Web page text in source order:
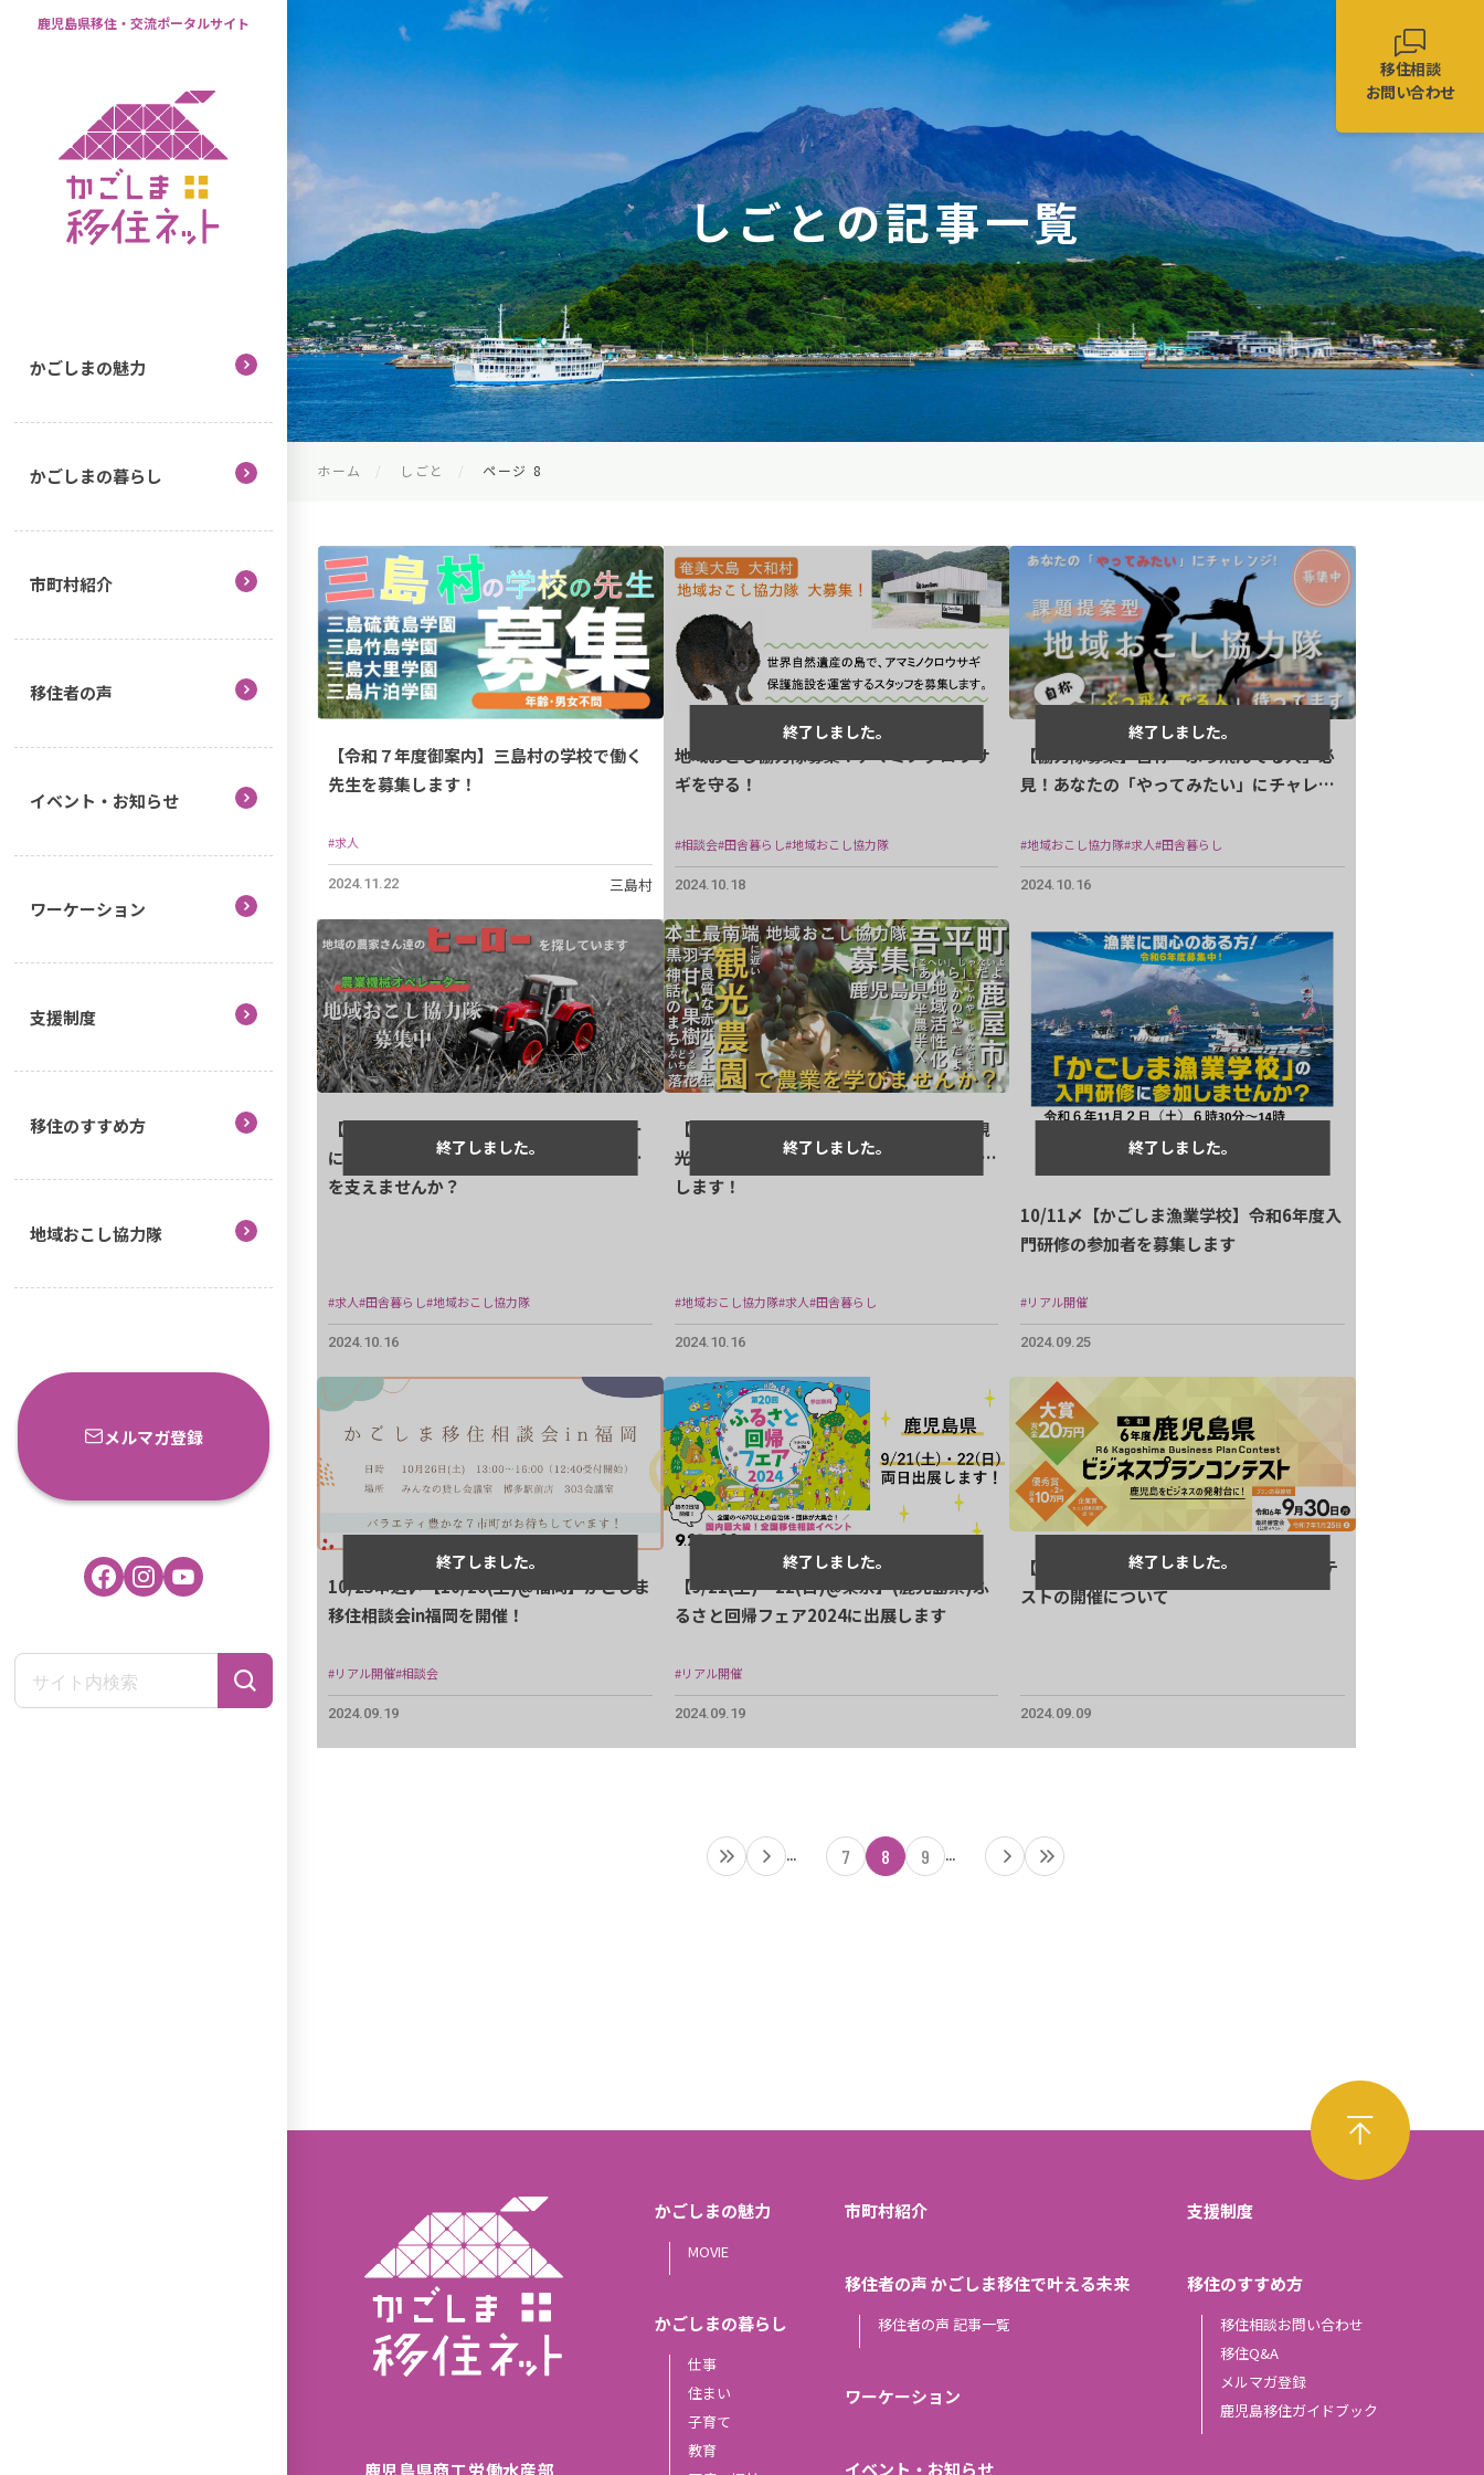
移住相談
お問い合わせ
鹿児島県移住・交流ポータルサイト
かごしまの魅力
かごしまの暮らし
市町村紹介
移住者の声
イベント・お知らせ
ワーケーション
支援制度
移住のすすめ方
地域おこし協力隊
メルマガ登録
しごとの記事一覧
ホーム しごと ページ 8
【令和７年度御案内】三島村の学校で働く
先生を募集します！
#求人
2024.11.22 三島村
地域おこし協力隊募集！アマミノクロウサ
ギを守る！
#相談会#田舎暮らし#地域おこし協力隊
2024.10.18
【協力隊募集】自称「ぶっ飛んでる人」必
見！あなたの「やってみたい」にチャレン
#地域おこし協力隊#求人#田舎暮らし
2024.10.16
【協力隊募集】地域の農家さんのヒーロー
に！農業機械オペレーターとして地域農業
を支えませんか？
#求人#田舎暮らし#地域おこし協力隊
2024.10.16
【協力隊募集】黒羽子の資源を活かして観
光農園の魅力up！ 地域おこし協力隊を募集
します！
#地域おこし協力隊#求人#田舎暮らし
2024.10.16
10/11〆【かごしま漁業学校】令和6年度入
門研修の参加者を募集します
#リアル開催
2024.09.25
10/25申込〆【10/26(土)@福岡】かごしま
移住相談会in福岡を開催！
#リアル開催#相談会
2024.09.19
【9/21(土)・22(日)@東京】(鹿児島県)ふ
るさと回帰フェア2024に出展します
#リアル開催
2024.09.19
【9/30〆】鹿児島県ビジネスプランコンテ
ストの開催について
2024.09.09
... 7 8 9 ...
鹿児島県商工労働水産部
かごしまの魅力
MOVIE
かごしまの暮らし
仕事
住まい
子育て
教育
市町村紹介
移住者の声 かごしま移住で叶える未来
移住者の声 記事一覧
ワーケーション
イベント・お知らせ
支援制度
移住のすすめ方
移住相談お問い合わせ
移住Q&A
メルマガ登録
鹿児島移住ガイドブック